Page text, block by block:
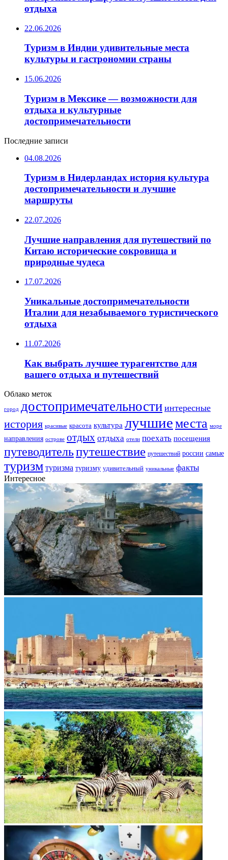
отдыха
22.06.2026
Туризм в Индии удивительные места
культуры и гастрономии страны
15.06.2026
Туризм в Мексике — возможности для
отдыха и культурные
достопримечательности
Последние записи
04.08.2026
Туризм в Нидерландах история культура
достопримечательности и лучшие
маршруты
22.07.2026
Лучшие направления для путешествий по
Китаю исторические сокровища и
природные чудеса
17.07.2026
Уникальные достопримечательности
Италии для незабываемого туристического
отдыха
11.07.2026
Как выбрать лучшее турагентство для
вашего отдыха и путешествий
Облако меток
город достопримечательности интересные
история красивые красота культура лучшиеместа море
направления острове отдых отдыха отели поехать посещения
путеводительпутешествие путешествий россии самые
туризм туризма туризму удивительный уникальные факты
Интересное